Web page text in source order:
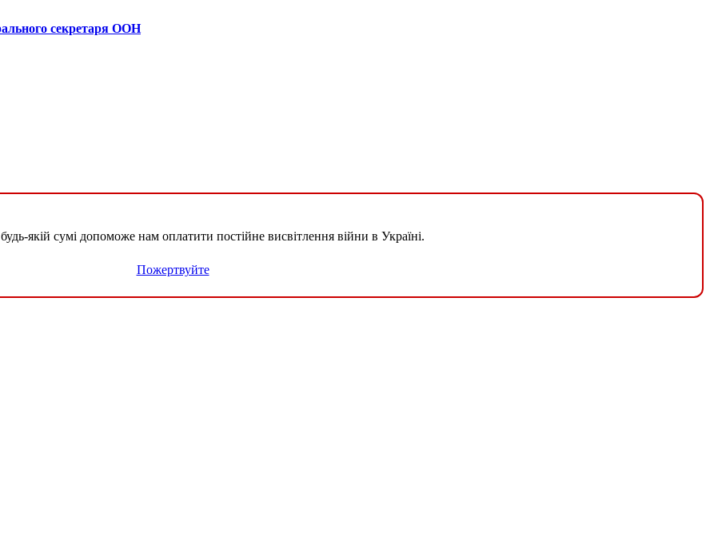
секретаря ООН
якій сумі допоможе нам оплатити постійне висвітлення війни в Україні.
Пожертвуйте